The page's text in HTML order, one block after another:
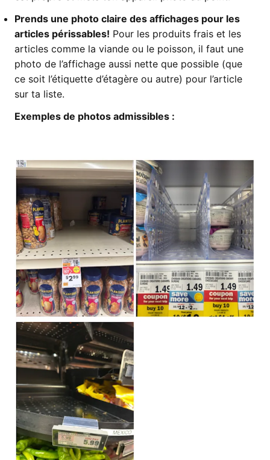
Prends une photo claire des affichages pour les
articles périssables! Pour les produits frais et les
articles comme la viande ou le poisson, il faut une
photo de l’affichage aussi nette que possible (que
ce soit l’étiquette d’étagère ou autre) pour l’article
sur ta liste.
Exemples de photos admissibles :